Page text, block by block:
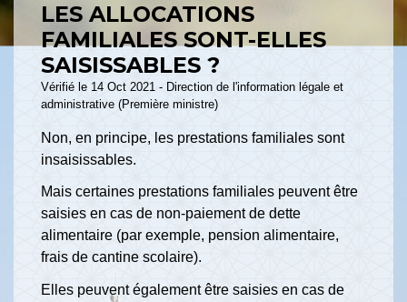
LES ALLOCATIONS
FAMILIALES SONT-ELLES
SAISISSABLES ?
Vérifié le 14 Oct 2021 - Direction de l'information légale et
administrative (Première ministre)
Non, en principe, les prestations familiales sont
insaisissables.
Mais certaines prestations familiales peuvent être
saisies en cas de non-paiement de dette
alimentaire (par exemple, pension alimentaire,
frais de cantine scolaire).
Elles peuvent également être saisies en cas de